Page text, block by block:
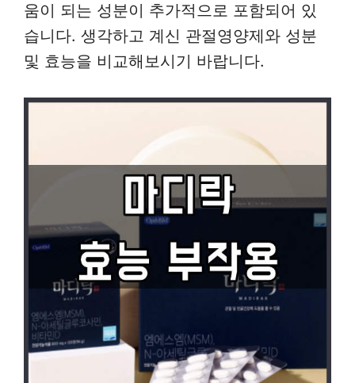
움이 되는 성분이 추가적으로 포함되어 있
습니다. 생각하고 계신 관절영양제와 성분
및 효능을 비교해보시기 바랍니다.